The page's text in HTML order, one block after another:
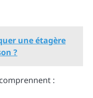
une étagère
?
: